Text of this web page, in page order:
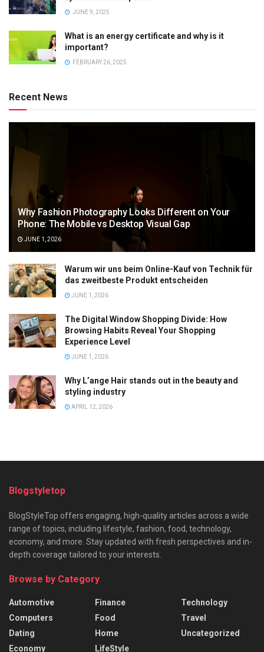
JUNE 9, 2025
What is an energy certificate and why is it
important?
FEBRUARY 26, 2025
Recent News
Why Fashion Photography Looks Different on Your
Phone: The Mobile vs Desktop Visual Gap
JUNE 1, 2026
Warum wir uns beim Online-Kauf von Technik für
das zweitbeste Produkt entscheiden
JUNE 1, 2026
The Digital Window Shopping Divide: How
Browsing Habits Reveal Your Shopping
Experience Level
JUNE 1, 2026
Why L’ange Hair stands out in the beauty and
styling industry
APRIL 12, 2026
Blogstyletop
BlogStyleTop offers engaging, high-quality articles across a wide
range of topics, including lifestyle, fashion, food, technology,
economy, and more. Stay updated with fresh perspectives and in-
depth coverage tailored to your interests.
Browse by Category
Automotive
Computers
Dating
Economy
Finance
Food
Home
LifeStyle
Technology
Travel
Uncategorized